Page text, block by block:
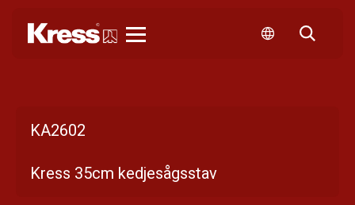
KA2602
Kress 35cm kedjesågsstav